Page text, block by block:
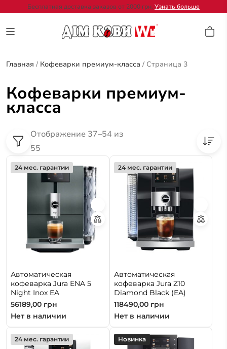
Бесплатная доставка заказов от 2000 грн. Узнать больше
Главная / Кофеварки премиум-класса / Страница 3
Кофеварки премиум-
класса
Отображение 37–54 из
55
24 мес. гарантии
Автоматическая
кофеварка Jura ENA 5
Night Inox EA
56189,00 грн
Нет в наличии
24 мес. гарантии
Автоматическая
кофеварка Jura Z10
Diamond Black (EA)
118490,00 грн
Нет в наличии
24 мес. гарантии Новинка